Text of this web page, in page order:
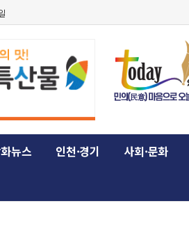
뉴스 인천·경기 사회·문화